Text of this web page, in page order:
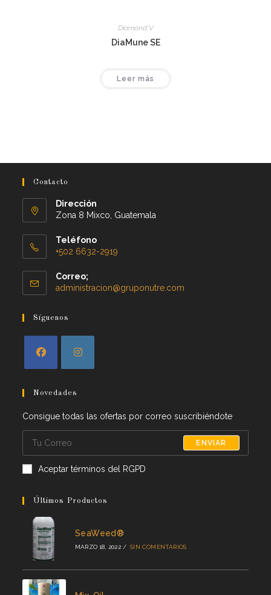
Diamond V
DiaMune SE
Leer más
Contacto
Dirección
Zona 8 Mixco, Guatemala
Teléfono
+502 6632-2919
Correo;
administracion@gruponutre.com
Síguenos
Novedades
Consigue todas las ofertas por correo suscribiéndote
ENVIAR
Aceptar términos del RGPD
Últimos Productos
SeaWeed®
MARZO 18, 2022 / SIN COMENTARIOS